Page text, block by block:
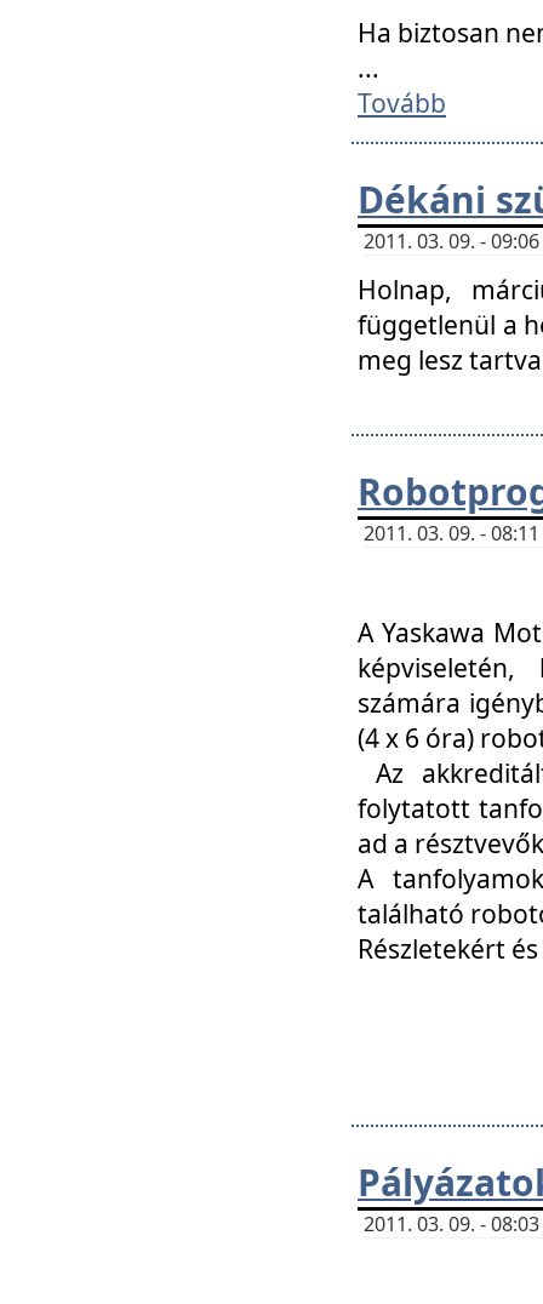
Ha biztosan
...
Tovább
Dékáni
2011. 03. 09. -
Holnap,
függetlenül a
meg lesz
2011. 03. 09. -
A Yaskawa
számára
(4 x 6 óra)
Az
folytatott
ad a
A
található
Részletekért
2011. 03. 09. -